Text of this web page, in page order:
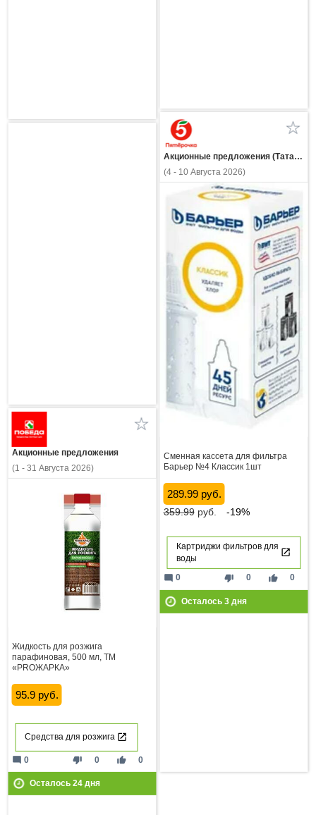
Акционные предложения (Татарстан)
(4 - 10 Августа 2026)
Сменная кассета для фильтра
Барьер №4 Классик 1шт
289.99 руб.
359.99руб. -19%
Картриджи фильтров для
воды
thumb_down 0 thumb_up 0
mode_comment 0
Осталось 3дня
Акционные предложения
(1 - 31 Августа 2026)
Жидкость для розжига
парафиновая, 500 мл, ТМ
«PROЖАРКА»
95.9 руб.
Средства для розжига
thumb_down 0 thumb_up 0
mode_comment 0
Осталось 24дня